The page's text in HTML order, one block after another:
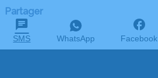
Partager
SMS WhatsApp Facebook